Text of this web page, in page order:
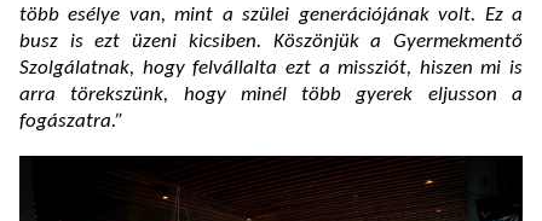
több esélye van, mint a szülei generációjának volt. Ez a
busz is ezt üzeni kicsiben. Köszönjük a Gyermekmentő
Szolgálatnak, hogy felvállalta ezt a missziót, hiszen mi is
arra törekszünk, hogy minél több gyerek eljusson a
fogászatra.”